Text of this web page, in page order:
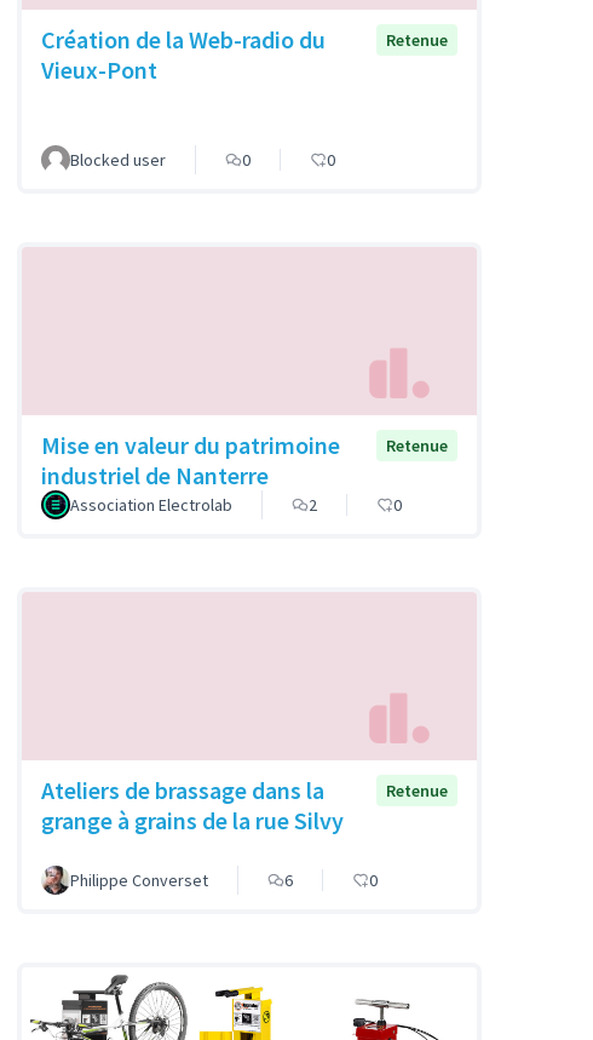
Création de la Web-radio du
Vieux-Pont
Retenue
Blocked user 0 0
Mise en valeur du patrimoine
industriel de Nanterre
Retenue
Association Electrolab 2 0
Ateliers de brassage dans la
grange à grains de la rue Silvy
Retenue
Philippe Converset 6 0